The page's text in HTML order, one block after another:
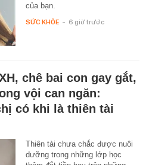
của bạn.
SỨC KHỎE - 6 giờ trước
chê bai con gay gắt,
vội can ngăn:
có khi là thiên tài
Thiên tài chưa chắc được nuôi
dưỡng trong những lớp học